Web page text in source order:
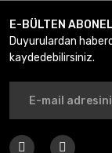
E-BÜLTEN
Duyurulardan
kaydedebilirsiniz.